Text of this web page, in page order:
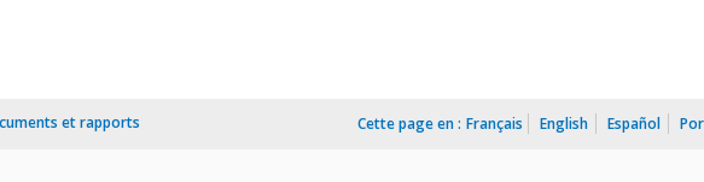
et rapports Cette page en : Français English Español